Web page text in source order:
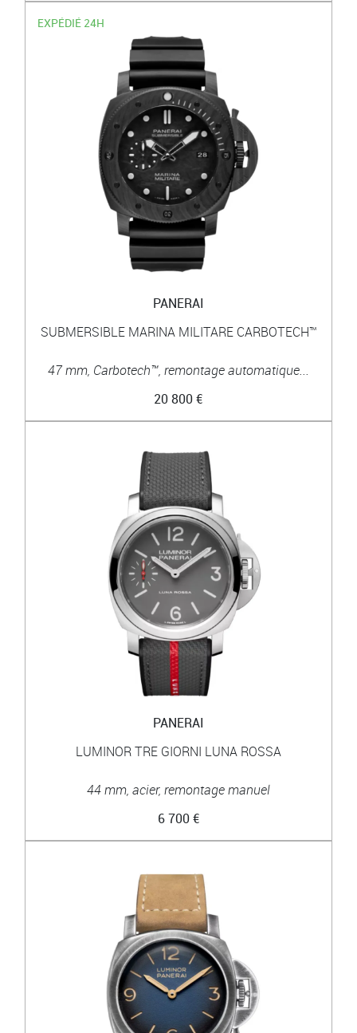
EXPÉDIÉ 24H
PANERAI
SUBMERSIBLE MARINA MILITARE CARBOTECH™
47 mm, Carbotech™, remontage automatique...
20 800 €
PANERAI
LUMINOR TRE GIORNI LUNA ROSSA
44 mm, acier, remontage manuel
6 700 €